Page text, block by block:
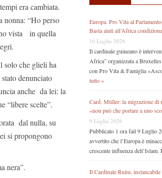
era cambiata.
nonna: “Ho perso
vista in quella
solo che glieli ha
denunciato
anche da lei: la
“libere scelte”.
dal nulla, su
si propongono
nera”.
Europa. Pro Vita al
Basta aiuti all’Africa
16 Luglio 2026
Il cardinale guineano è
Africa” organizzata a
con Pro Vita & Famiglia
tutto »
Card. Müller: la migrazione di
«non può che portare a uno
9 Luglio 2026
Pubblicato 1 ora fail 9 Luglio
avvertito che l’Europa è
crescente influenza dell’Islam.
Il Cardinale Ruini,